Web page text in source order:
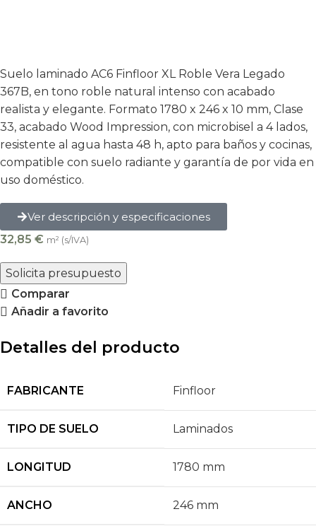
Suelo laminado AC6 Finfloor XL Roble Vera Legado
367B, en tono roble natural intenso con acabado
realista y elegante. Formato 1780 x 246 x 10 mm, Clase
33, acabado Wood Impression, con microbisel a 4 lados,
resistente al agua hasta 48 h, apto para baños y cocinas,
compatible con suelo radiante y garantía de por vida en
uso doméstico.
Ver descripción y especificaciones
32,85 € m² (s/IVA)
Solicita presupuesto
Comparar
Añadir a favorito
Detalles del producto
FABRICANTE Finfloor
TIPO DE SUELO Laminados
LONGITUD 1780 mm
ANCHO 246 mm